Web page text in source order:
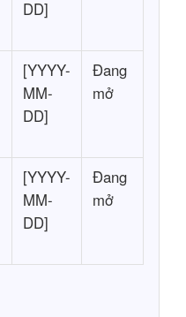
DD]
[YYYY-
MM-
DD]
Đang
mở
[YYYY-
MM-
DD]
Đang
mở